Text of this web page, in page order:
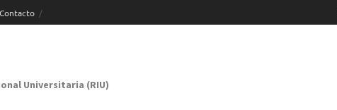
Contacto
Universitaria (RIU)